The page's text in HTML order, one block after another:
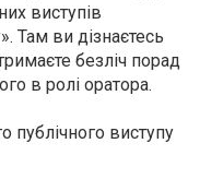
виступів
Там ви дізнаєтесь
безліч порад
в ролі оратора.
публічного виступу